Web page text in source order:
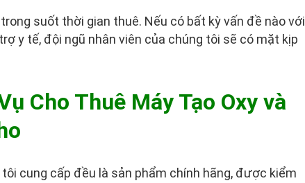
suốt thời gian thuê. Nếu có bất kỳ vấn đề nào với
y tế, đội ngũ nhân viên của chúng tôi sẽ có mặt kịp
Cho Thuê Máy Tạo Oxy và
cung cấp đều là sản phẩm chính hãng, được kiểm